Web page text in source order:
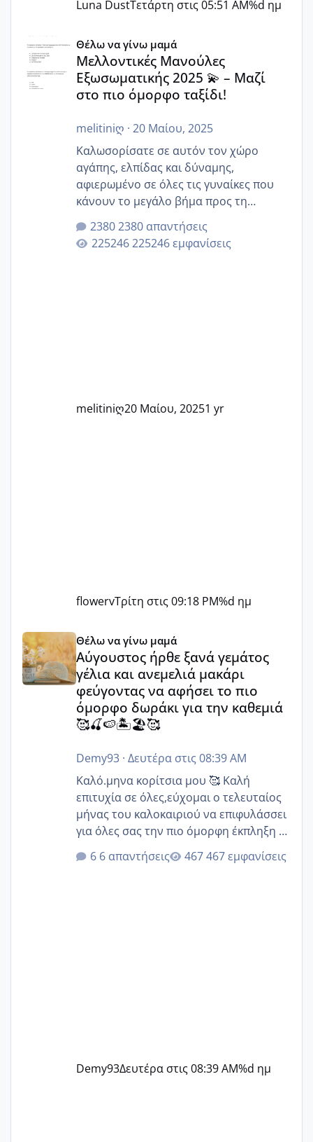
Luna DustΤετάρτη στις 05:51 AM%d ημ
Μελλοντικές Μανούλες Εξωσωματικής 2025 💫 – Μαζί
Θέλω να γίνω μαμά
Μελλοντικές Μανούλες
Εξωσωματικής 2025 💫 – Μαζί
στο πιο όμορφο ταξίδι!
melitiniღ · 20 Μαίου, 2025
Καλωσορίσατε σε αυτόν τον χώρο
αγάπης, ελπίδας και δύναμης,
αφιερωμένο σε όλες τις γυναίκες που
κάνουν το μεγάλο βήμα προς τη
μητρότητα μέσω εξωσωματικής το 2025.
Εδώ θα μοιραστούμε αγωνίες, χαρές,
εμπειρίες και κάθε μικρή ή μεγάλη
2380 απαντήσεις
225246 εμφανίσεις
melitiniღ20 Μαίου, 20251 yr
flowervΤρίτη στις 09:18 PM%d ημ
Αύγουστος ήρθε ξανά γεμάτος γέλια και ανεμελιά
Θέλω να γίνω μαμά
Αύγουστος ήρθε ξανά γεμάτος
γέλια και ανεμελιά μακάρι
φεύγοντας να αφήσει το πιο
όμορφο δωράκι για την καθεμιά
🥰🍒🍉🏝️🏖️🥰
Demy93· Δευτέρα στις 08:39 AM
Καλό.μηνα κορίτσια μου 🥰 Καλή
επιτυχία σε όλες,εύχομαι ο τελευταίος
μήνας του καλοκαιριού να επιφυλάσσει
για όλες σας την πιο όμορφη έκπληξη 🧿
@Elk @Melikara86 @Παρασκευαιδου
@Zenia z @melitiniღ @Christi.D.
6 απαντήσεις 467 εμφανίσεις
Demy93Δευτέρα στις 08:39 AM%d ημ